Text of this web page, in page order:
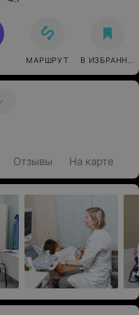
МАРШРУТ В ИЗБРАННОЕ
Отзывы На карте